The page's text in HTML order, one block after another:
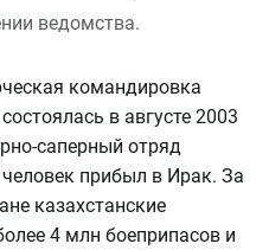
ведомства.
командировка
в августе 2003
саперный отряд
прибыл в Ирак. За
казахстанские
4 млн боеприпасов и